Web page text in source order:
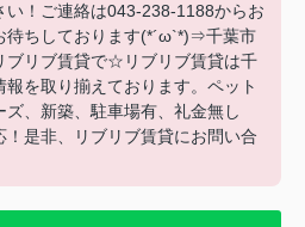
い！ご連絡は043-238-1188からお
待ちしております(*´ω`*)⇒千葉市
ブリブ賃貸で☆リブリブ賃貸は千
を取り揃えております。ペット
ズ、新築、駐車場有、礼金無し
！是非、リブリブ賃貸にお問い合